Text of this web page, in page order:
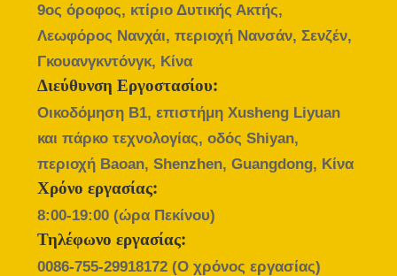
ΖΗΤΉΣΤΕ
ΈΝΑ
ΑΠΌΣΠΑΣΜΑ
SITEMAP
PRIVACY
POLICY
9ος όροφος, κτίριο Δυτικής Ακτής,
Λεωφόρος Νανχάι, περιοχή Νανσάν, Σενζέν,
Γκουανγκντόνγκ, Κίνα
Διεύθυνση Εργοστασίου:
Οικοδόμηση B1, επιστήμη Xusheng Liyuan
και πάρκο τεχνολογίας, οδός Shiyan,
περιοχή Baoan, Shenzhen, Guangdong, Κίνα
Χρόνο εργασίας:
8:00-19:00 (ώρα Πεκίνου)
Τηλέφωνο εργασίας:
0086-755-29918172(Ο χρόνος εργασίας)